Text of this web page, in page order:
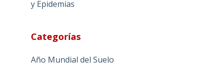
y Epidemias
Categorías
Año Mundial del Suelo